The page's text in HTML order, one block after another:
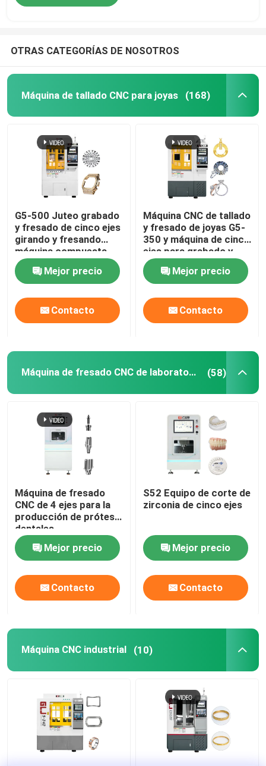
Productos
OTRAS CATEGORÍAS DE NOSOTROS
Máquina de tallado CNC para joyas (168)
G5-500 Juteo grabado
y fresado de cinco ejes
girando y fresando
máquina compuesta
Mejor precio
Contacto
Máquina CNC de tallado
y fresado de joyas G5-
350 y máquina de cinco
ejes para grabado y
marcado de joyas
Mejor precio
Contacto
Máquina de fresado CNC de laboratorio dental (58)
Máquina de fresado
CNC de 4 ejes para la
producción de prótesis
dentales
Mejor precio
Contacto
S52 Equipo de corte de
zirconia de cinco ejes
Mejor precio
Contacto
Máquina CNC industrial (10)